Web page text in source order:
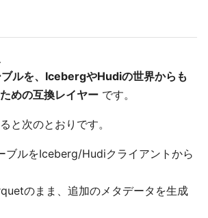
ルを、IcebergやHudiの世界からも
めの互換レイヤー です。
と次のとおりです。
ブルをIceberg/Hudiクライアントから
のまま、追加のメタデータを生成